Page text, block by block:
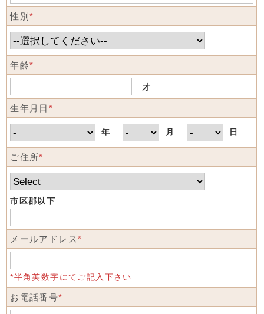
性別*
年齢*
才
生年月日 *
年 月 日
ご住所*
市区郡以下
メールアドレス*
*半角英数字にてご記入下さい
お電話番号*